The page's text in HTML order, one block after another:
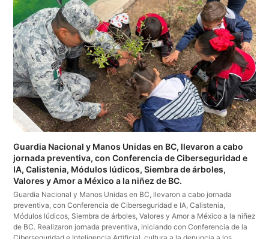
Guardia Nacional y Manos Unidas en BC, llevaron a cabo
jornada preventiva, con Conferencia de Ciberseguridad e
IA, Calistenia, Módulos lúdicos, Siembra de árboles,
Valores y Amor a México a la niñez de BC.
Guardia Nacional y Manos Unidas en BC, llevaron a cabo jornada
preventiva, con Conferencia de Ciberseguridad e IA, Calistenia,
Módulos lúdicos, Siembra de árboles, Valores y Amor a México a la niñez
de BC. Realizaron jornada preventiva, iniciando con Conferencia de la